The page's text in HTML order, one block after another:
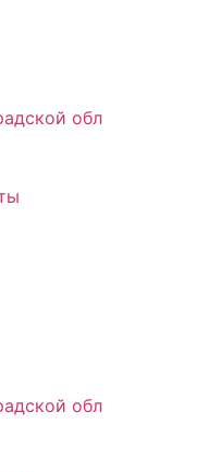
обл
обл